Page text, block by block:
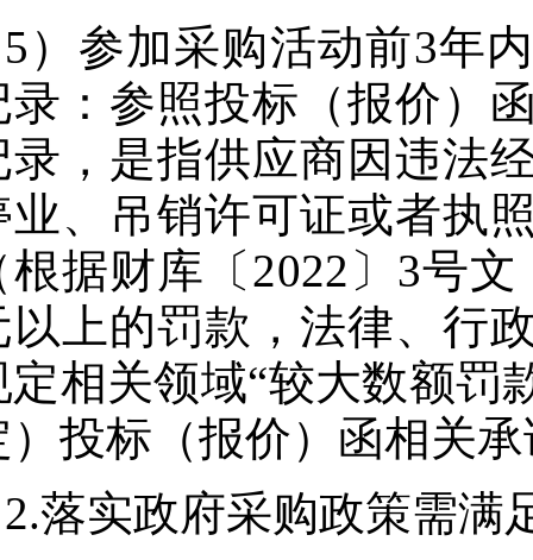
5）参加采购活动前3年
录：参照投标（报价）
录，是指供应商因违法
业、吊销许可证或者执
根据财库〔2022〕3号
以上的罚款，法律、行
定相关领域“较大数额罚
）投标（报价）函相关
2.落实政府采购政策需满